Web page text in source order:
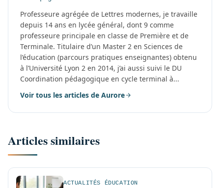
Professeure agrégée de Lettres modernes, je travaille
depuis 14 ans en lycée général, dont 9 comme
professeure principale en classe de Première et de
Terminale. Titulaire d’un Master 2 en Sciences de
l’éducation (parcours pratiques enseignantes) obtenu
à l’Université Lyon 2 en 2014, j’ai aussi suivi le DU
Coordination pédagogique en cycle terminal à...
Voir tous les articles de Aurore
Articles similaires
ACTUALITÉS ÉDUCATION